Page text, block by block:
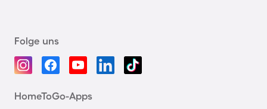
Folge uns
HomeToGo-Apps